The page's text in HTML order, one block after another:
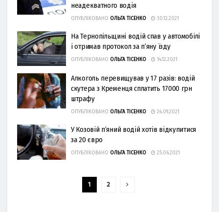
неадекватного водія
ОПУБЛІКОВАНО ОЛЬГА ТІСЕНКО 30.12.2021
На Тернопільщині водій спав у автомобілі
і отримав протокол за п’яну їзду
ОПУБЛІКОВАНО ОЛЬГА ТІСЕНКО 14.12.2021
Алкоголь перевищував у 17 разів: водій
скутера з Кременця сплатить 17000 грн
штрафу
ОПУБЛІКОВАНО ОЛЬГА ТІСЕНКО 24.09.2021
У Козовій п’яний водій хотів відкупитися
за 20 євро
ОПУБЛІКОВАНО ОЛЬГА ТІСЕНКО 25.06.2021
1 2